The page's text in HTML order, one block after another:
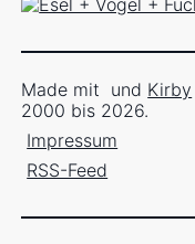
Made mit und Kirby
2000 bis 2026.
Impressum
RSS-Feed